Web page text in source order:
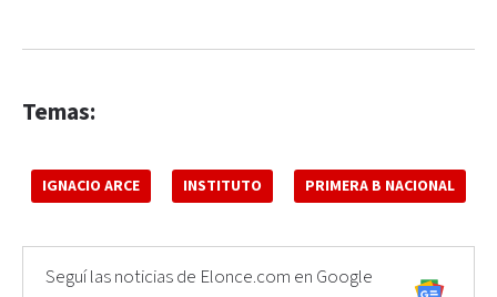
Temas:
IGNACIO ARCE INSTITUTO PRIMERA B NACIONAL
Seguí las noticias de Elonce.com en Google